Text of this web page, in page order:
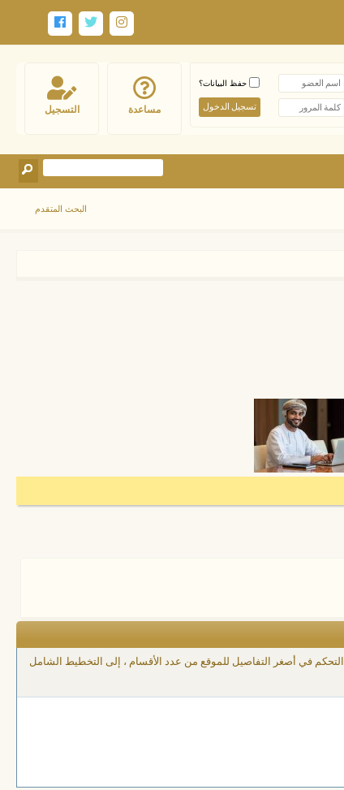
التسجيل مساعدة
حفظ البيانات؟
البحث المتقدم
في أصغر التفاصيل للموقع من عدد الأقسام ، إلى التخطيط الشامل